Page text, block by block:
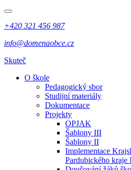
+420 321 456 987
info@domenaobce.cz
Skuteč
O škole
Pedagogický sbor
Studijní materiály
Dokumentace
Projekty
OPJAK
Šablony III
Šablony II
Implementace
Pardubického